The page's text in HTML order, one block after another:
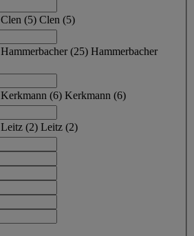
Clen (5) Clen (5)
Hammerbacher(25) Hammerbacher
Kerkmann (6) Kerkmann (6)
Leitz (2) Leitz (2)